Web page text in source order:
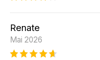
Renate
Mai 2026